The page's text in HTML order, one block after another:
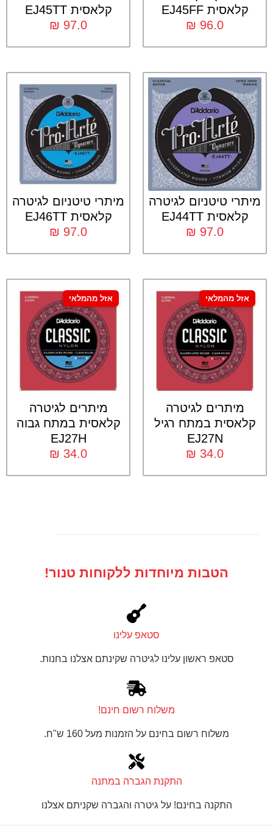
קלאסית EJ45FF
₪ 96.0
קלאסית EJ45TT
₪ 97.0
מיתרי טיטניום לגיטרה
קלאסית EJ44TT
₪ 97.0
מיתרי טיטניום לגיטרה
קלאסית EJ46TT
₪ 97.0
אזל מהמלאי
מיתרים לגיטרה
קלאסית במתח רגיל
EJ27N
₪ 34.0
אזל מהמלאי
מיתרים לגיטרה
קלאסית במתח גבוה
EJ27H
₪ 34.0
הטבות מיוחדות ללקוחות טנור!
סטאפ עלינו
סטאפ ראשון עלינו לגיטרה שקינתם אצלנו בחנות.
משלוח רשום חינם!
משלוח רשום בחינם על הזמנות מעל 160 ש"ח.
התקנת הגברה במתנה
התקנה בחינם! על גיטרה והגברה שקניתם אצלנו